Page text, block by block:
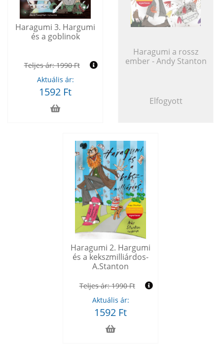
Haragumi 3. Hargumi
és a goblinok
Teljes ár:1990 Ft
Aktuális ár:
1592 Ft
Haragumi a rossz
ember - Andy Stanton
Elfogyott
Haragumi 2. Hargumi
és a kekszmilliárdos-
A.Stanton
Teljes ár:1990 Ft
Aktuális ár:
1592 Ft